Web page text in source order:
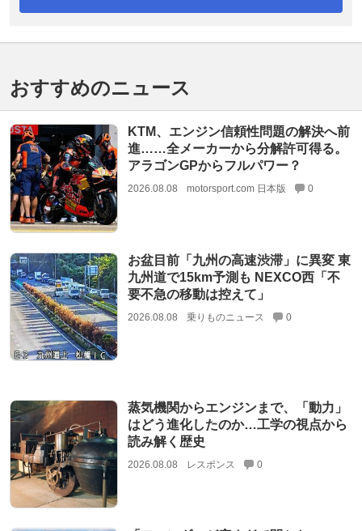
おすすめのニュース
KTM、エンジン信頼性問題の解決へ前
進……全メーカーから分解許可得る。
アラゴンGPからフルパワー？
2026.08.08 motorsport.com 日本版 0
お盆目前「九州の高速渋滞」に異変 東
九州道で15km予測も NEXCO西「不
要不急の移動は控えて」
2026.08.08 乗りものニュース 0
蒸気機関からエンジンまで、「動力」
はどう進化したのか…工学の視点から
読み解く歴史
2026.08.08 レスポンス 0